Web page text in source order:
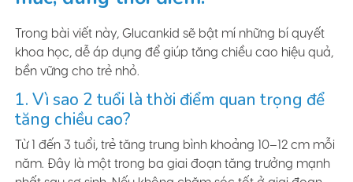
Trong bài viết này, Glucankid sẽ bật mí những bí quyết
khoa học, dễ áp dụng để giúp tăng chiều cao hiệu quả,
bền vững cho trẻ nhỏ.
1. Vì sao 2 tuổi là thời điểm quan trọng để
tăng chiều cao?
Từ 1 đến 3 tuổi, trẻ tăng trung bình khoảng 10–12 cm mỗi
năm. Đây là một trong ba giai đoạn tăng trưởng mạnh